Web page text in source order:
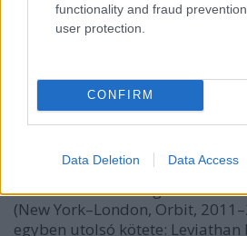
functionality and fraud
user protection.
CONFIRM
Data Deletion Data Access
Kolbenheyer olvas
kolbenheyer•2022. január 22.
Egy egészen kiváló, de
szabású sorozat zárult le azzal,
megjelent James S. A. Corey
félrevezetően Térség-nek
(New York–London, Orbit,
egyben utolsó kötete: Leviathan